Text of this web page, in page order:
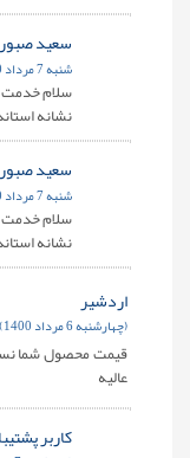
سعید
شنبه 7 مرداد 1400)
سلام خدمت
نشانه
سعید
شنبه 7 مرداد 1400)
سلام خدمت
نشانه
اردشیر
(چهارشنبه 6 مرداد 1400)
قیمت محصول شما
عالیه
کاربر